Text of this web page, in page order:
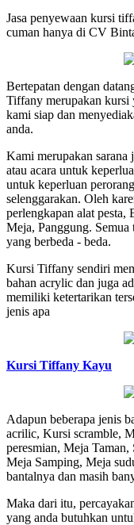
Jasa penyewaan kursi
cuman hanya di CV
Bertepatan dengan
Tiffany merupakan kursi
kami siap dan
anda.
Kami merupakan sarana
atau acara untuk
untuk keperluan
selenggarakan. Oleh
perlengkapan alat pesta,
Meja, Panggung. Semua
yang berbeda - beda.
Kursi Tiffany sendiri
bahan acrylic dan juga
memiliki ketertarikan
jenis apa
Kursi Tiffany Kayu
Adapun beberapa jenis
acrilic, Kursi scramble,
peresmian, Meja
Meja Samping, Meja
bantalnya dan masih
Maka dari itu,
yang anda butuhkan